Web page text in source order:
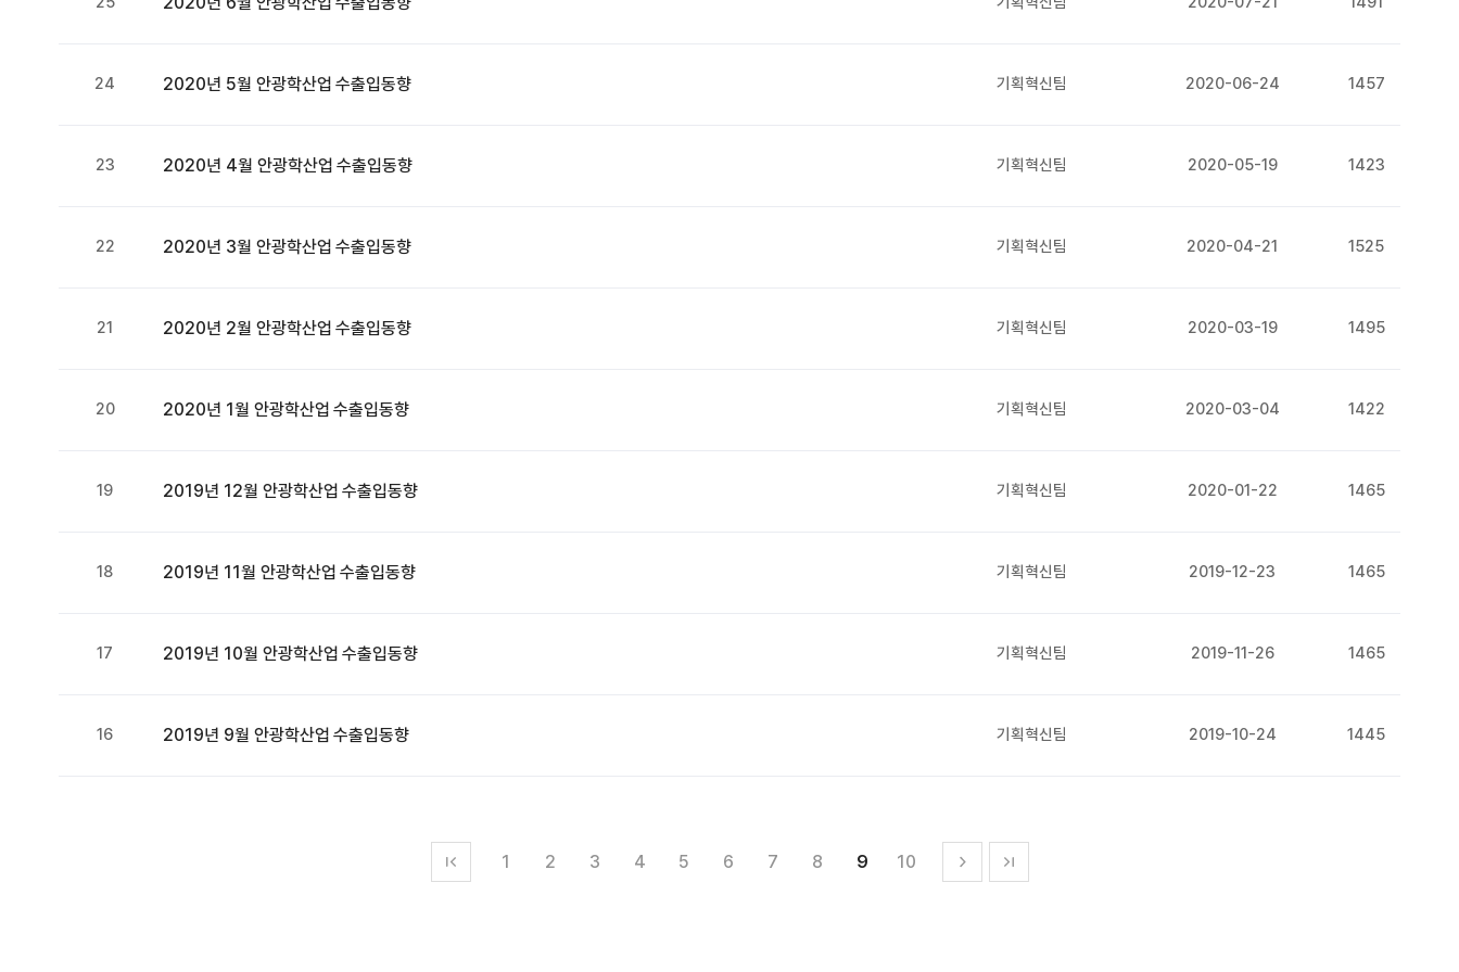
24 2020년 5월 안광학산업 수출입동향 기획혁신팀 2020-06-24 1457
23 2020년 4월 안광학산업 수출입동향 기획혁신팀 2020-05-19 1423
22 2020년 3월 안광학산업 수출입동향 기획혁신팀 2020-04-21 1525
21 2020년 2월 안광학산업 수출입동향 기획혁신팀 2020-03-19 1495
20 2020년 1월 안광학산업 수출입동향 기획혁신팀 2020-03-04 1422
19 2019년 12월 안광학산업 수출입동향 기획혁신팀 2020-01-22 1465
18 2019년 11월 안광학산업 수출입동향 기획혁신팀 2019-12-23 1465
17 2019년 10월 안광학산업 수출입동향 기획혁신팀 2019-11-26 1465
16 2019년 9월 안광학산업 수출입동향 기획혁신팀 2019-10-24 1445
1 2 3 4 5 6 7 8 9 10